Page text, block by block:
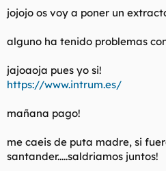
jojojo os voy a poner un
alguno ha tenido problemas
jajoaoja pues yo si!
https://www.intrum.es/
mañana pago!
me caeis de puta madre, si
santander.....saldriamos juntos!